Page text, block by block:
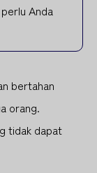
Anda
bertahan
orang.
tidak dapat